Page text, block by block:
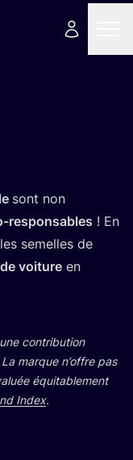
sont non
res­pon­sables ! En
semelles de
voi­ture en
contri­bu­tion
marque n’offre pas
équi­ta­ble­ment
Index.